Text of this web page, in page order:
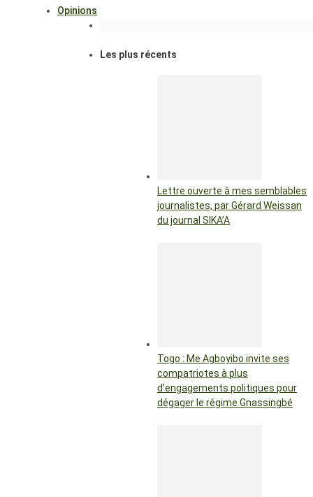
Opinions
Les plus récents
Lettre ouverte à mes semblables
journalistes, par Gérard Weissan
du journal SIKA’A
Togo : Me Agboyibo invite ses
compatriotes à plus
d’engagements politiques pour
dégager le régime Gnassingbé